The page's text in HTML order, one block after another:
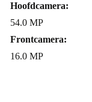
garantie én 30
zonder zorgen en
Jouw keuze voor
Hoofdcamera:
54.0 MP
Frontcamera:
16.0 MP